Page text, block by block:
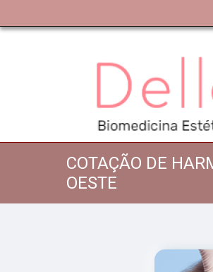
COTAÇÃO DE
OESTE